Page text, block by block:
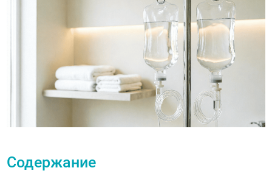
Содержание